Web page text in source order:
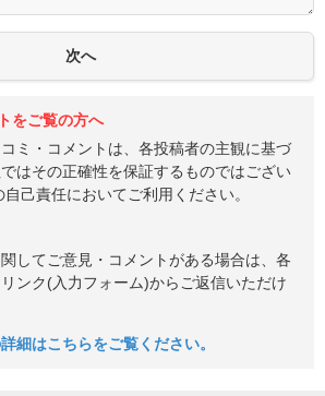
をご覧の方へ
ミ・コメントは、各投稿者の主観に基づ
はその正確性を保証するものではござい
己責任においてご利用ください。
してご意見・コメントがある場合は、各
ンク(入力フォーム)からご返信いただけ
細はこちらをご覧ください。